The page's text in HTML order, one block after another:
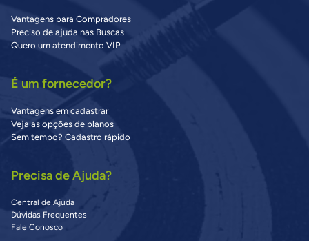
Vantagens para Compradores
Preciso de ajuda nas Buscas
Quero um atendimento VIP
É um fornecedor?
Vantagens em cadastrar
Veja as opções de planos
Sem tempo? Cadastro rápido
Precisa de Ajuda?
Central de Ajuda
Dúvidas Frequentes
Fale Conosco